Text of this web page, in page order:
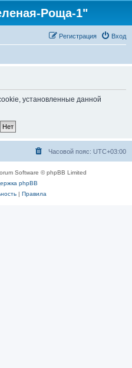
Роща-1"
Вход
Регистрация
установленные данной
Часовой пояс: UTC+03:00
Software © phpBB Limited
phpBB
| Правила